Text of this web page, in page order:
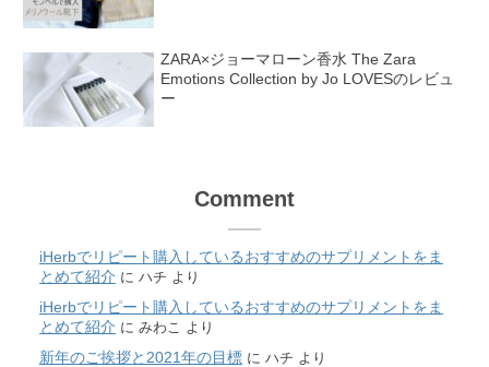
ZARA×ジョーマローン香水 The Zara
Emotions Collection by Jo LOVESのレビュ
ー
Comment
iHerbでリピート購入しているおすすめのサプリメントをま
とめて紹介 に ハチ より
iHerbでリピート購入しているおすすめのサプリメントをま
とめて紹介 に みわこ より
新年のご挨拶と2021年の目標 に ハチ より